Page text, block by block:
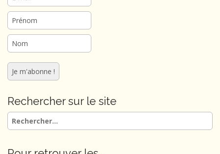
Rechercher sur le site
Rechercher :